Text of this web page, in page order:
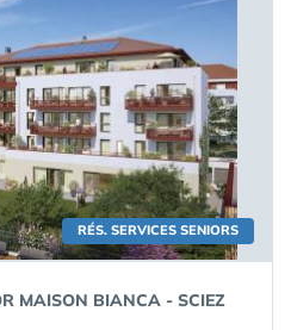
RÉS. SERVICES SENIORS
MAISON BIANCA - SCIEZ